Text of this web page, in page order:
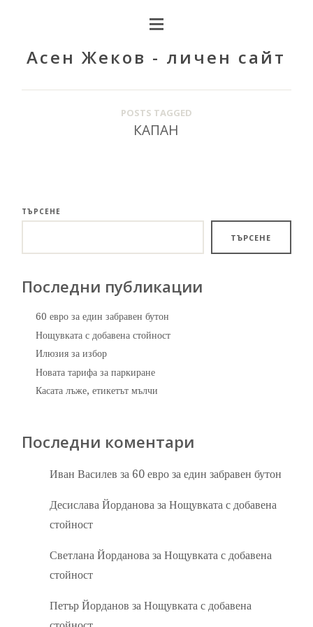
Асен Жеков - личен сайт
POSTS TAGGED
КАПАН
ТЪРСЕНЕ
ТЪРСЕНЕ
Последни публикации
60 евро за един забравен бутон
Нощувката с добавена стойност
Илюзия за избор
Новата тарифа за паркиране
Касата лъже, етикетът мълчи
Последни коментари
Иван Василев за 60 евро за един забравен бутон
Десислава Йорданова заНощувката с добавена
стойност
Светлана Йорданова заНощувката с добавена
стойност
Петър Йорданов заНощувката с добавена